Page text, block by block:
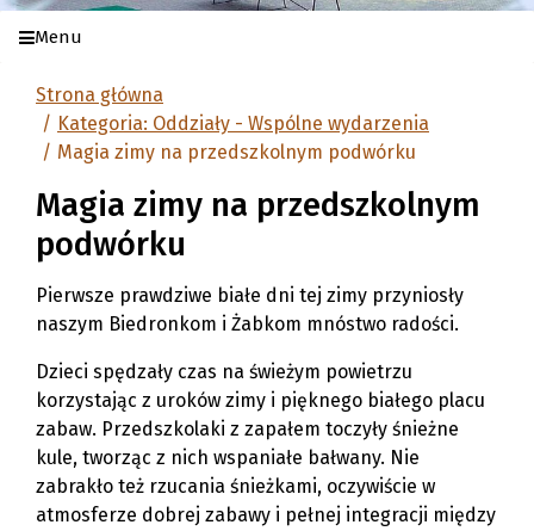
Menu
Strona główna
Kategoria: Oddziały - Wspólne wydarzenia
Magia zimy na przedszkolnym podwórku
Magia zimy na przedszkolnym
podwórku
Pierwsze prawdziwe białe dni tej zimy przyniosły
naszym Biedronkom i Żabkom mnóstwo radości.
Dzieci spędzały czas na świeżym powietrzu
korzystając z uroków zimy i pięknego białego placu
zabaw. Przedszkolaki z zapałem toczyły śnieżne
kule, tworząc z nich wspaniałe bałwany. Nie
zabrakło też rzucania śnieżkami, oczywiście w
atmosferze dobrej zabawy i pełnej integracji między